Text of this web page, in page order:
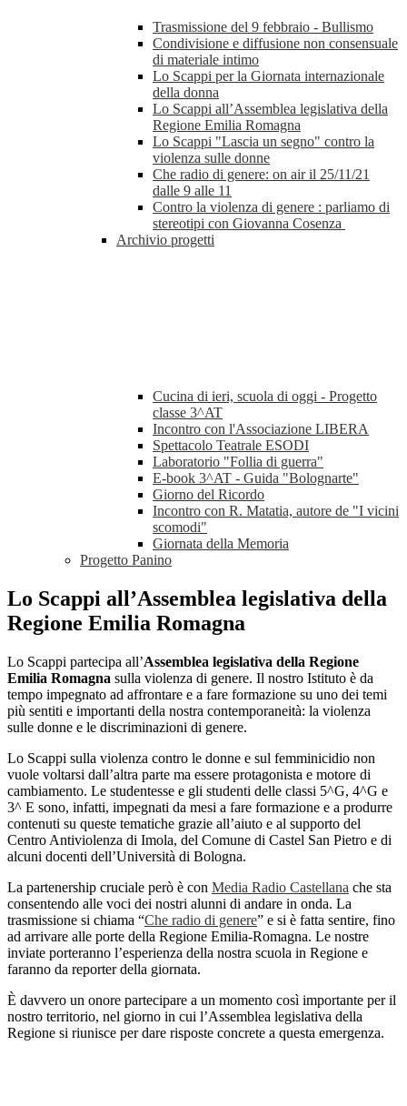
Trasmissione del 9 febbraio - Bullismo
Condivisione e diffusione non consensuale
di materiale intimo
Lo Scappi per la Giornata internazionale
della donna
Lo Scappi all’Assemblea legislativa della
Regione Emilia Romagna
Lo Scappi "Lascia un segno" contro la
violenza sulle donne
Che radio di genere: on air il 25/11/21
dalle 9 alle 11
Contro la violenza di genere : parliamo di
stereotipi con Giovanna Cosenza
Archivio progetti
Cucina di ieri, scuola di oggi - Progetto
classe 3^AT
Incontro con l'Associazione LIBERA
Spettacolo Teatrale ESODI
Laboratorio "Follia di guerra"
E-book 3^AT - Guida "Bolognarte"
Giorno del Ricordo
Incontro con R. Matatia, autore de "I vicini
scomodi"
Giornata della Memoria
Progetto Panino
Lo Scappi all’Assemblea legislativa della
Regione Emilia Romagna
Lo Scappi partecipa all’Assemblea legislativa della Regione
Emilia Romagna sulla violenza di genere. Il nostro Istituto è da
tempo impegnato ad affrontare e a fare formazione su uno dei temi
più sentiti e importanti della nostra contemporaneità: la violenza
sulle donne e le discriminazioni di genere.
Lo Scappi sulla violenza contro le donne e sul femminicidio non
vuole voltarsi dall’altra parte ma essere protagonista e motore di
cambiamento. Le studentesse e gli studenti delle classi 5^G, 4^G e
3^ E sono, infatti, impegnati da mesi a fare formazione e a produrre
contenuti su queste tematiche grazie all’aiuto e al supporto del
Centro Antiviolenza di Imola, del Comune di Castel San Pietro e di
alcuni docenti dell’Università di Bologna.
La partenership cruciale però è con Media Radio Castellana che sta
consentendo alle voci dei nostri alunni di andare in onda. La
trasmissione si chiama “Che radio di genere” e si è fatta sentire, fino
ad arrivare alle porte della Regione Emilia-Romagna. Le nostre
inviate porteranno l’esperienza della nostra scuola in Regione e
faranno da reporter della giornata.
È davvero un onore partecipare a un momento così importante per il
nostro territorio, nel giorno in cui l’Assemblea legislativa della
Regione si riunisce per dare risposte concrete a questa emergenza.